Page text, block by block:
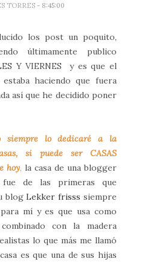
TORRES - 8:45:00
los post un poquito,
últimamente publico
Y VIERNES y es que el
haciendo que fuera
así que he decidido poner
siempre lo dedicaré a la
si puede ser CASAS
hoy, la casa de una blogger
fue de las primeras que
blogLekker frisss siempre
mí y es que usa como
con la madera
lo que más me llamó
es que una de sus hijas